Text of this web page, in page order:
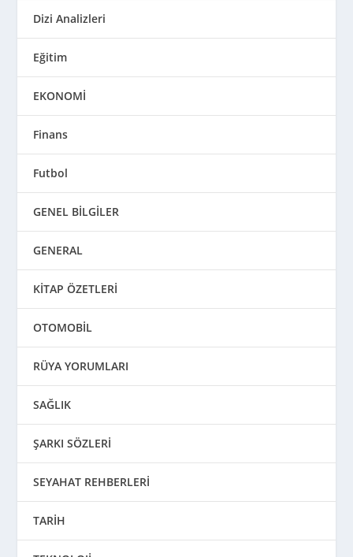
Dizi Analizleri
Eğitim
EKONOMİ
Finans
Futbol
GENEL BİLGİLER
GENERAL
KİTAP ÖZETLERİ
OTOMOBİL
RÜYA YORUMLARI
SAĞLIK
ŞARKI SÖZLERİ
SEYAHAT REHBERLERİ
TARİH